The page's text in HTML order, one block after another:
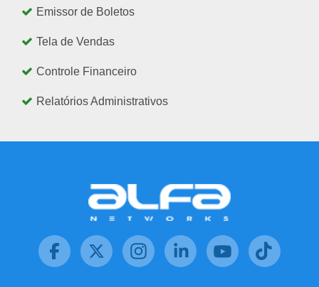
Emissor de Boletos
Tela de Vendas
Controle Financeiro
Relatórios Administrativos